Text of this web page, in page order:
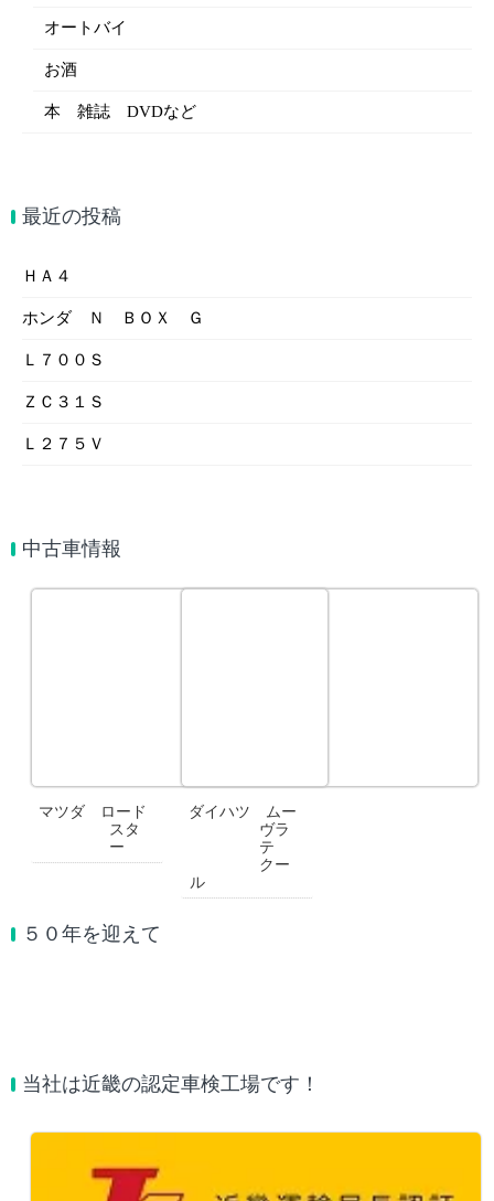
オートバイ
お酒
本 雑誌 DVDなど
最近の投稿
ＨＡ４
ホンダ Ｎ ＢＯＸ Ｇ
Ｌ７００Ｓ
ＺＣ３１Ｓ
Ｌ２７５Ｖ
中古車情報
マツダ ロード
スタ
ー
ダイハツ ムー
ヴラ
テ
クー
ル
５０年を迎えて
当社は近畿の認定車検工場です！